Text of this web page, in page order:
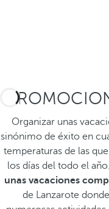
Organizar unas
sinónimo de éxito en
temperaturas de las
los días del todo el
unas vacaciones
de Lanzarote